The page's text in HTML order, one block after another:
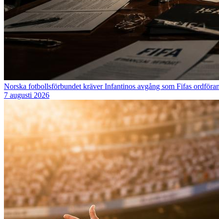
Norska fotbollsförbundet kräver Infantinos avgång som Fifas
7 augusti 2026